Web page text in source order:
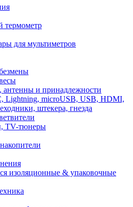
термометр
для мультиметров
и принадлежности
Lightning, microUSB, USB, HDMI,
штекера, гнезда
TV-тюнеры
изоляционные & упаковочные